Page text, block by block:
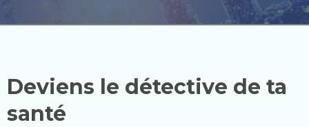
Deviens le détective de ta
santé